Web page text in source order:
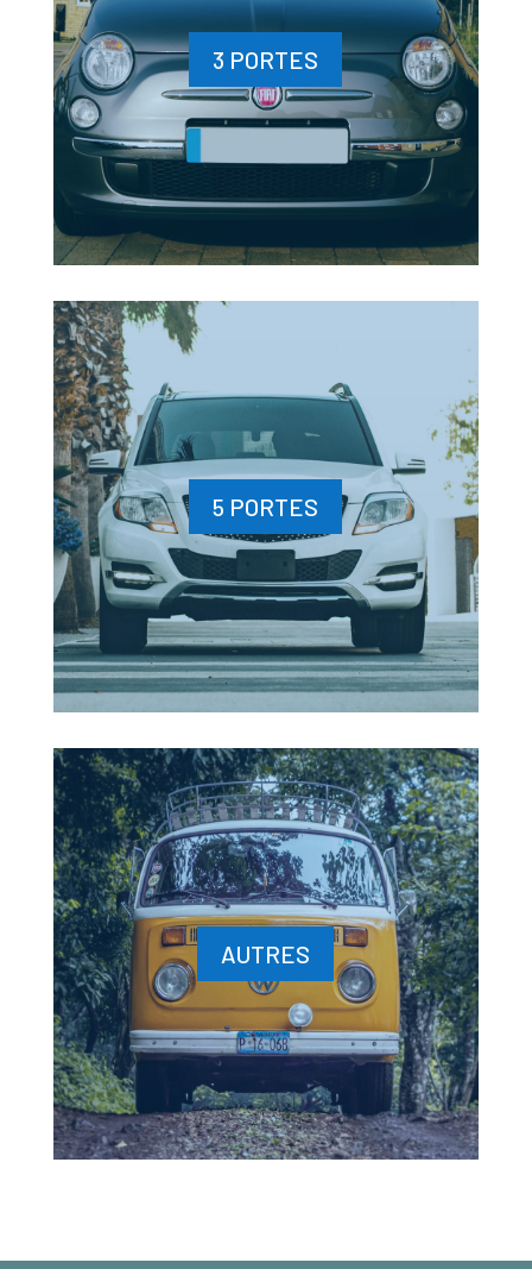
3 PORTES
5 PORTES
AUTRES